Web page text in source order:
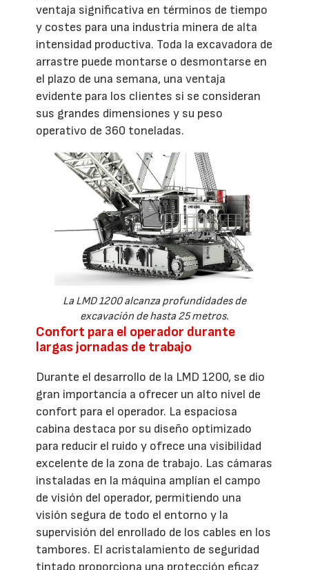
ventaja significativa en términos de tiempo
y costes para una industria minera de alta
intensidad productiva. Toda la excavadora de
arrastre puede montarse o desmontarse en
el plazo de una semana, una ventaja
evidente para los clientes si se consideran
sus grandes dimensiones y su peso
operativo de 360 toneladas.
La LMD 1200 alcanza profundidades de
excavación de hasta 25 metros.
Confort para el operador durante
largas jornadas de trabajo
Durante el desarrollo de la LMD 1200, se dio
gran importancia a ofrecer un alto nivel de
confort para el operador. La espaciosa
cabina destaca por su diseño optimizado
para reducir el ruido y ofrece una visibilidad
excelente de la zona de trabajo. Las cámaras
instaladas en la máquina amplían el campo
de visión del operador, permitiendo una
visión segura de todo el entorno y la
supervisión del enrollado de los cables en los
tambores. El acristalamiento de seguridad
tintado proporciona una protección eficaz